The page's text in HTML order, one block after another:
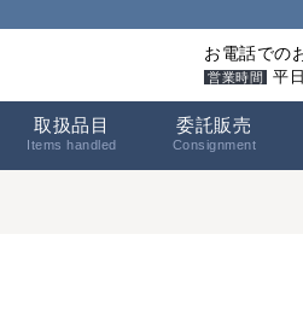
お電話での
営業時間 平
取扱品目
Items handled
委託販売
Consignment